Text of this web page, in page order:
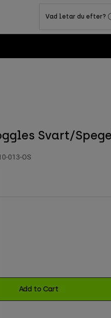
Vad letar du efter?
Svart/
013-OS
Add to Cart